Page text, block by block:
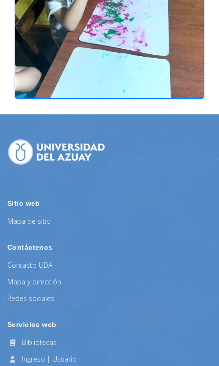
Sitio web
Mapa de sitio
Contáctenos
Contacto UDA
Mapa y dirección
Redes sociales
Servicios web
Bibliotecas
Ingreso | Usuario